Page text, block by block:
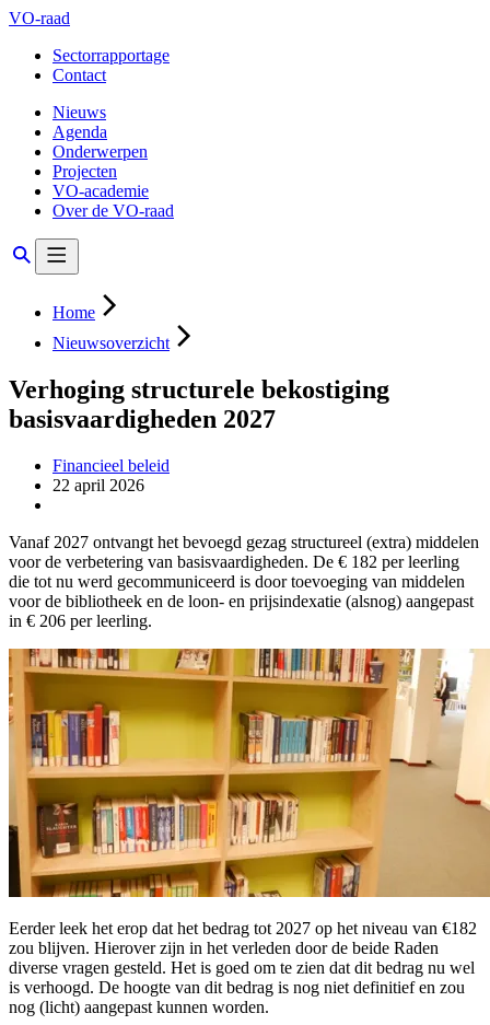
VO-raad
Sectorrapportage
Contact
Nieuws
Agenda
Onderwerpen
Projecten
VO-academie
Over de VO-raad
Home
Nieuwsoverzicht
Verhoging structurele bekostiging
basisvaardigheden 2027
Financieel beleid
22 april 2026
Vanaf 2027 ontvangt het bevoegd gezag structureel (extra) middelen
voor de verbetering van basisvaardigheden. De € 182 per leerling
die tot nu werd gecommuniceerd is door toevoeging van middelen
voor de bibliotheek en de loon- en prijsindexatie (alsnog) aangepast
in € 206 per leerling.
Eerder leek het erop dat het bedrag tot 2027 op het niveau van €182
zou blijven. Hierover zijn in het verleden door de beide Raden
diverse vragen gesteld. Het is goed om te zien dat dit bedrag nu wel
is verhoogd. De hoogte van dit bedrag is nog niet definitief en zou
nog (licht) aangepast kunnen worden.